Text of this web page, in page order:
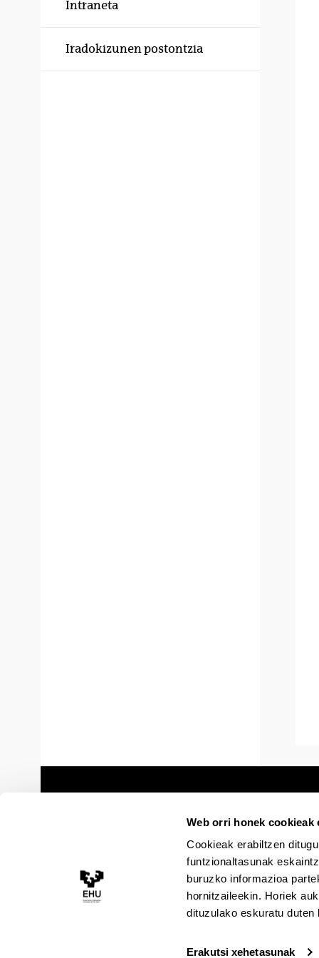
Web orri honek cookieak
Cookieak erabiltzen
funtzionaltasunak
buruzko informazioa
hornitzaileekin. Horiek
dituzulako eskuratu
Erakutsi xehetasunak
Intraneta
Iradokizunen postontzia